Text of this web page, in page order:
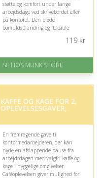
støtte og komfort under lange
arbejdsdage ved skrivebordet eller
på kontoret. Den bløde
bomuldsblanding og fleksible
På lager
Levering: 1-2 dages levering
på 4.7 ud af 5
119kr
SE HOS MUNK STORE
KAFFE OG KAGE FOR 2,
OPLEVELSESGAVER,
En fremragende gave til
kontormedarbejderen, der kan
nyde en afslappende pause fra
arbejdsdagen med valgfri kaffe og
kage i hyggelige omgivelser.
Caféoplevelsen giver mulighed for